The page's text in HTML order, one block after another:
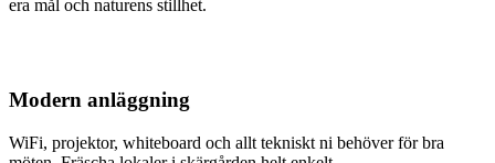
era mål och naturens stillhet.
Modern anläggning
WiFi, projektor, whiteboard och allt tekniskt ni behöver för bra